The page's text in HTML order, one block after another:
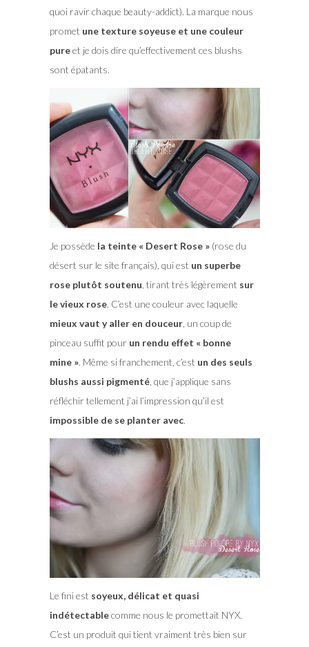
quoi ravir chaque beauty-addict). La marque nous
promet une texture soyeuse et une couleur
pureet je dois dire qu’effectivement ces blushs
sont épatants.
Je possède la teinte « Desert Rose »(rose du
désert sur le site français), qui est un superbe
rose plutôt soutenu , tirant très légèrement sur
le vieux rose. C’est une couleur avec laquelle
mieux vaut y aller en douceur, un coup de
pinceau suffit pour un rendu effet « bonne
mine ». Même si franchement, c’est un des seuls
blushs aussi pigmenté, que j’applique sans
réfléchir tellement j’ai l’impression qu’il est
impossible de se planter avec.
Le fini est soyeux, délicat et quasi
indétectablecomme nous le promettait NYX.
C’est un produit qui tient vraiment très bien sur